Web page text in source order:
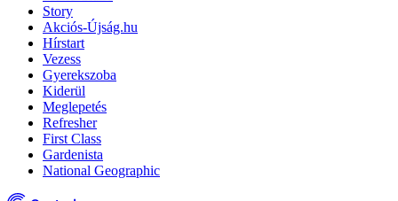
Story
Akciós-Újság.hu
Hírstart
Vezess
Gyerekszoba
Kiderül
Meglepetés
Refresher
First Class
Gardenista
National Geographic